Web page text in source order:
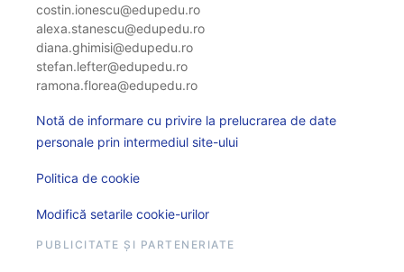
costin.ionescu@edupedu.ro
alexa.stanescu@edupedu.ro
diana.ghimisi@edupedu.ro
stefan.lefter@edupedu.ro
ramona.florea@edupedu.ro
Notă de informare cu privire la prelucrarea de date
personale prin intermediul site-ului
Politica de cookie
Modifică setarile cookie-urilor
PUBLICITATE ȘI PARTENERIATE